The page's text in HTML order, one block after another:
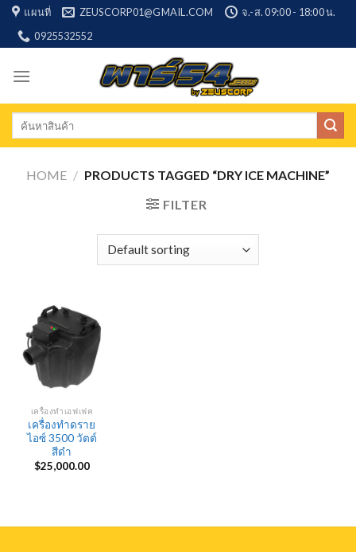
Skip
content
แผนที่ ZEUSCORP01@GMAIL.COM
จ.-ส. 09:00 - 18:00 น.
0925532552
Search
HOME / PRODUCTS TAGGED “DRY ICE MACHINE”
FILTER
เครื่องทำเอฟเฟค
เครื่องทำดราย
ไอซ์ 3500 วัตต์
สีดำ
$25,000.00